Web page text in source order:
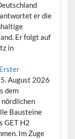
er die
Er folgt auf
in
5. August 2026
dem
Bausteine
GET H2
Im Zuge